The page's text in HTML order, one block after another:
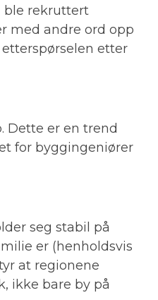
ble rekruttert
med andre ord opp
etter
Dette er en trend
for byggingeniører
seg stabil på
er (henholdsvis
at regionene
ikke bare by på